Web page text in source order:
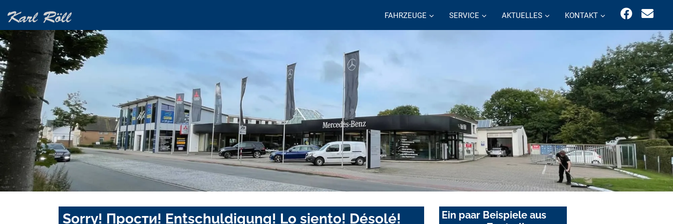
FAHRZEUGE SERVICE AKTUELLES KONTAKT
Sorry! Прости! Entschuldigung! Lo siento! Désolé!
Ein paar Beispiele aus